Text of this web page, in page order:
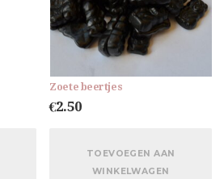
Zoete beertjes
€2.50
TOEVOEGEN AAN
WINKELWAGEN